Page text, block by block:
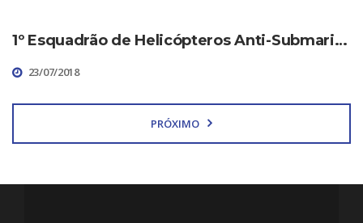
1º Esquadrão de Helicópteros Anti-Submarino (HS-1) alcança a marca de 5.000h voadas nas aeronaves SH-16 Sea Hawk
23/07/2018
PRÓXIMO